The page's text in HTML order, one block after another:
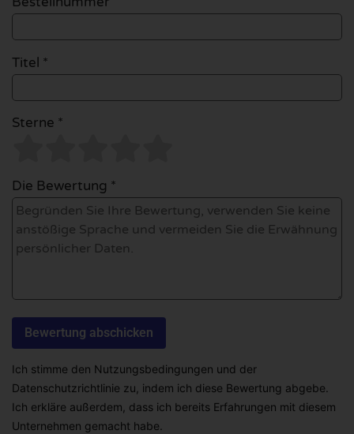
Titel *
Sterne *
Die Bewertung *
Ich stimme den Nutzungsbedingungen und der
Datenschutzrichtlinie zu, indem ich diese Bewertung abgebe.
Ich erkläre außerdem, dass ich bereits Erfahrungen mit diesem
Unternehmen gemacht habe.